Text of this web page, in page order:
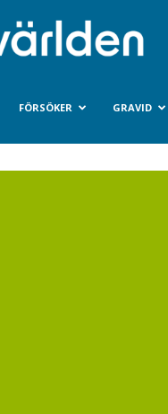
FÖRSÖKER GRAVID